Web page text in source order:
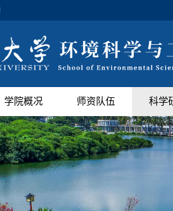
学院概况 师资队伍 科学